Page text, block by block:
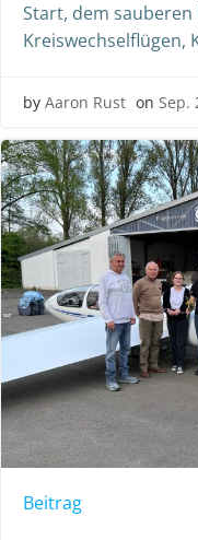
Start, dem
Kreiswechselflügen,
by Aaron Rust on Sep.
Beitrag